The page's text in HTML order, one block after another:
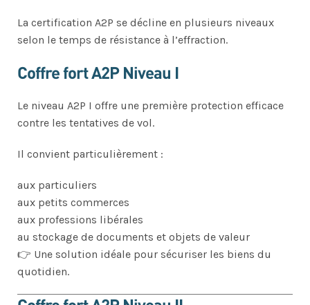
La certification A2P se décline en plusieurs niveaux
selon le temps de résistance à l’effraction.
Coffre fort A2P Niveau I
Le niveau A2P I offre une première protection efficace
contre les tentatives de vol.
Il convient particulièrement :
aux particuliers
aux petits commerces
aux professions libérales
au stockage de documents et objets de valeur
👉 Une solution idéale pour sécuriser les biens du
quotidien.